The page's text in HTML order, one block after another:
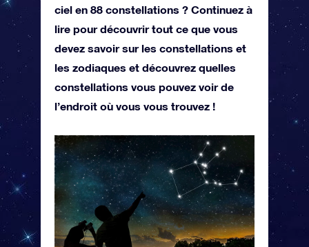
ciel en 88 constellations ? Continuez à
lire pour découvrir tout ce que vous
devez savoir sur les constellations et
les zodiaques et découvrez quelles
constellations vous pouvez voir de
l’endroit où vous vous trouvez !